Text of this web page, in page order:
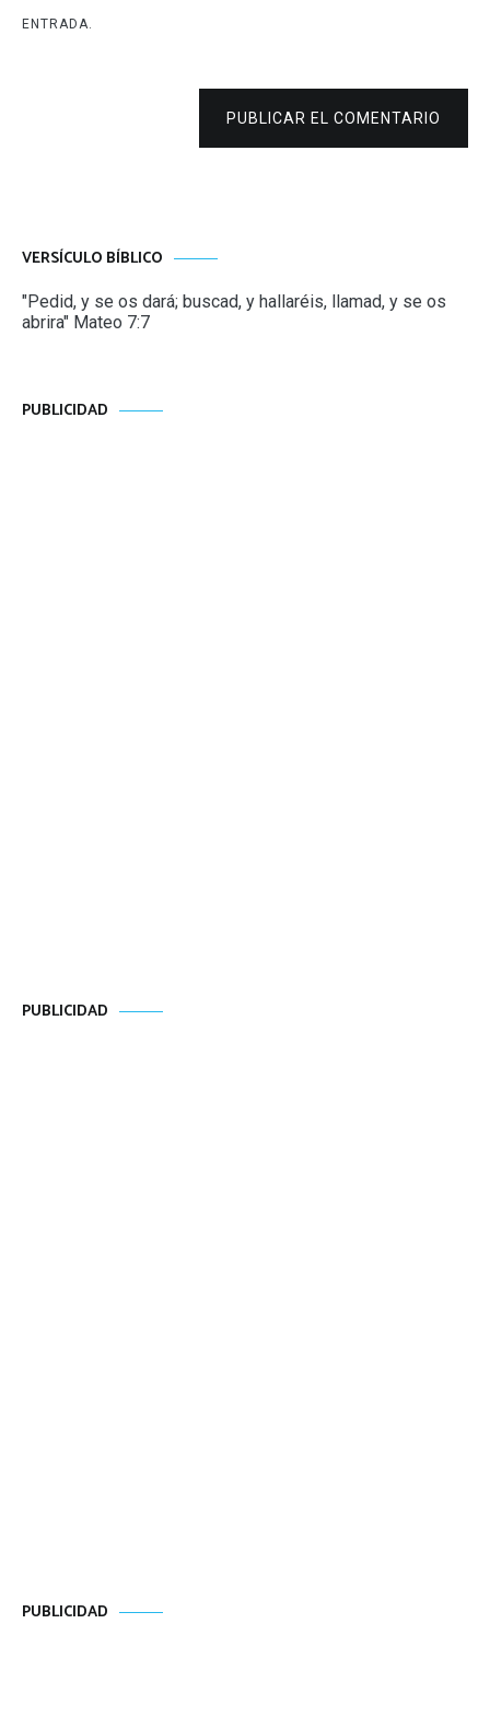
ENTRADA.
PUBLICAR EL COMENTARIO
VERSÍCULO BÍBLICO
"Pedid, y se os dará; buscad, y hallaréis, llamad, y se os
abrira" Mateo 7:7
PUBLICIDAD
PUBLICIDAD
PUBLICIDAD